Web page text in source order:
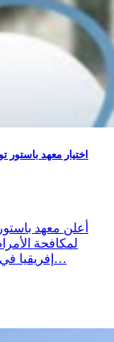
اختيار معهد
أعلن معهد
لمكافحة
إفريقيا في مجال مراقبة مياه الصرف الصحي والبيئة، في…